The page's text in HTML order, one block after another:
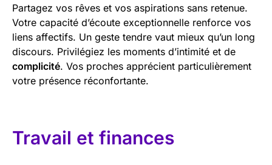
Partagez vos rêves et vos aspirations sans retenue.
Votre capacité d’écoute exceptionnelle renforce vos
liens affectifs. Un geste tendre vaut mieux qu’un long
discours. Privilégiez les moments d’intimité et de
complicité. Vos proches apprécient particulièrement
votre présence réconfortante.
Travail et finances